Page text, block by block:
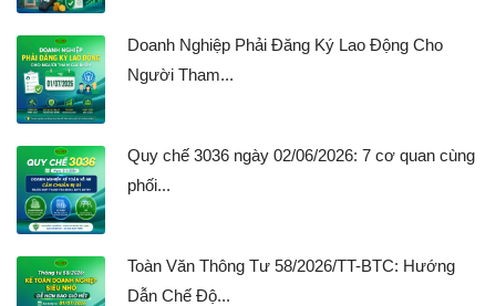
Doanh Nghiệp Phải Đăng Ký Lao Động Cho
Người Tham...
Quy chế 3036 ngày 02/06/2026: 7 cơ quan cùng
phối...
Toàn Văn Thông Tư 58/2026/TT-BTC: Hướng
Dẫn Chế Độ...